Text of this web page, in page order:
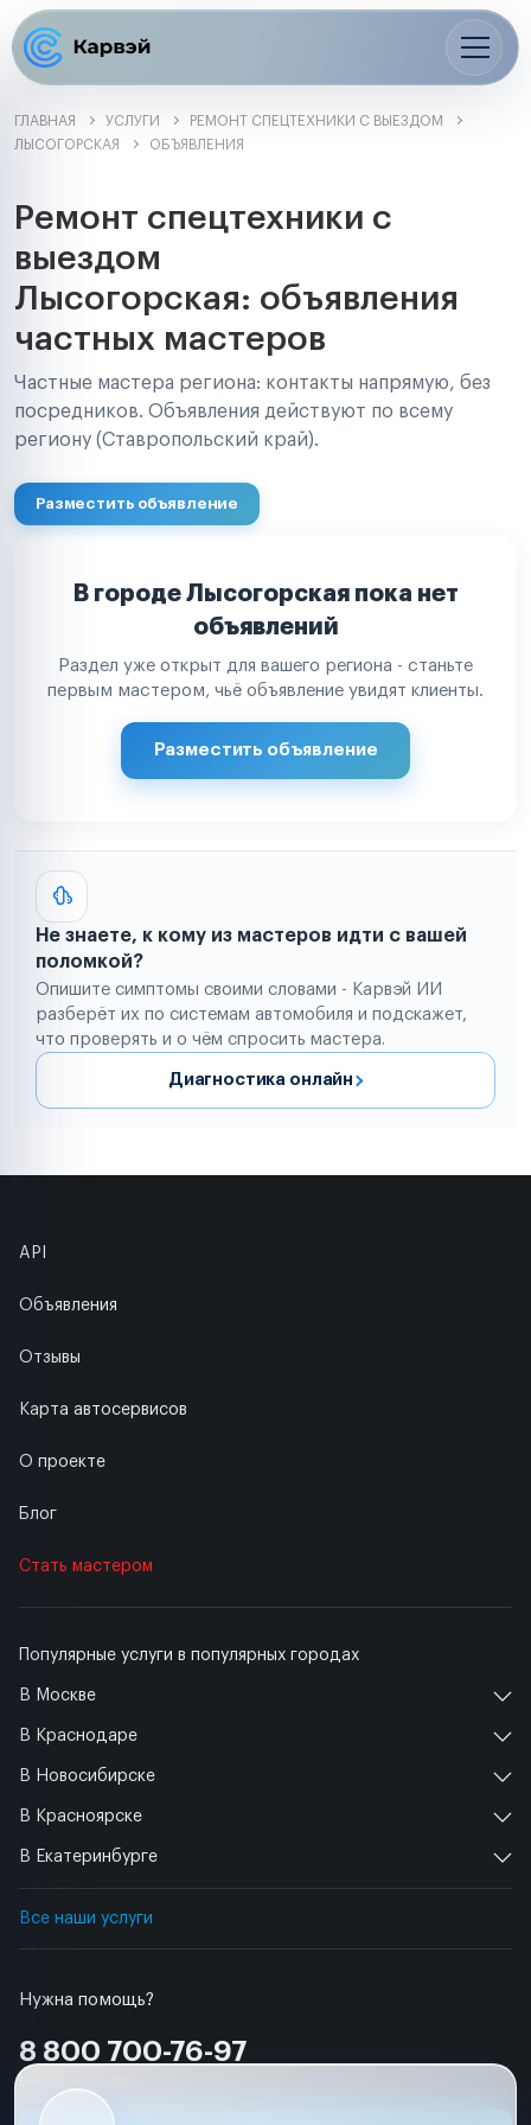
ГЛАВНАЯ УСЛУГИ
РЕМОНТ СПЕЦТЕХНИКИ С ВЫЕЗДОМ
ЛЫСОГОРСКАЯ
ОБЪЯВЛЕНИЯ
Ремонт спецтехники с
выездом
Лысогорская: объявления
частных мастеров
Частные мастера региона: контакты напрямую, без
посредников. Объявления действуют по всему
региону (Ставропольский край).
Разместить объявление
В городе Лысогорская пока нет
объявлений
Раздел уже открыт для вашего региона - станьте
первым мастером, чьё объявление увидят клиенты.
Разместить объявление
Не знаете, к кому из мастеров идти с вашей
поломкой?
Опишите симптомы своими словами - Карвэй ИИ
разберёт их по системам автомобиля и подскажет,
что проверять и о чём спросить мастера.
Диагностика онлайн
Нужна помощь?
8 800 700-76-97
Популярные услуги в популярных городах
В Москве
В Краснодаре
В Новосибирске
В Красноярске
В Екатеринбурге
Все наши услуги
API
Объявления
Отзывы
Карта автосервисов
О проекте
Блог
Стать мастером